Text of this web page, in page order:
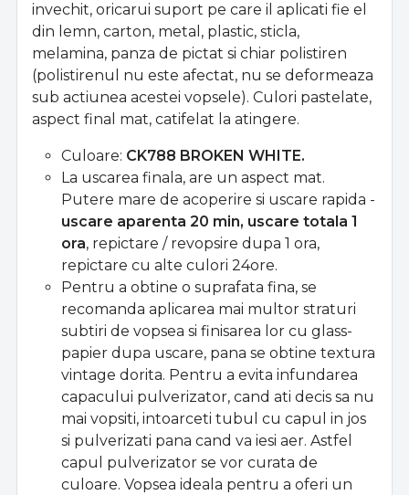
invechit, oricarui suport pe care il aplicati fie el
din lemn, carton, metal, plastic, sticla,
melamina, panza de pictat si chiar polistiren
(polistirenul nu este afectat, nu se deformeaza
sub actiunea acestei vopsele). Culori pastelate,
aspect final mat, catifelat la atingere.
Culoare: CK788 BROKEN WHITE.
La uscarea finala, are un aspect mat.
Putere mare de acoperire si uscare rapida -
uscare aparenta 20 min, uscare totala 1
ora, repictare / revopsire dupa 1 ora,
repictare cu alte culori 24ore.
Pentru a obtine o suprafata fina, se
recomanda aplicarea mai multor straturi
subtiri de vopsea si finisarea lor cu glass-
papier dupa uscare, pana se obtine textura
vintage dorita. Pentru a evita infundarea
capacului pulverizator, cand ati decis sa nu
mai vopsiti, intoarceti tubul cu capul in jos
si pulverizati pana cand va iesi aer. Astfel
capul pulverizator se vor curata de
culoare. Vopsea ideala pentru a oferi un